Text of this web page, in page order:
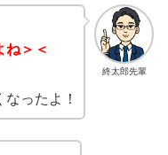
終太郎先輩
ね＞＜
ったよ！